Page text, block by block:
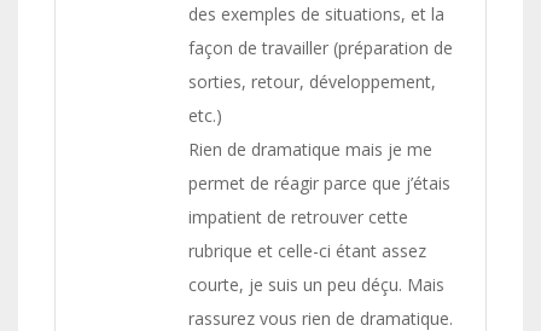
des exemples de situations, et la
façon de travailler (préparation de
sorties, retour, développement,
etc.)
Rien de dramatique mais je me
permet de réagir parce que j’étais
impatient de retrouver cette
rubrique et celle-ci étant assez
courte, je suis un peu déçu. Mais
rassurez vous rien de dramatique.